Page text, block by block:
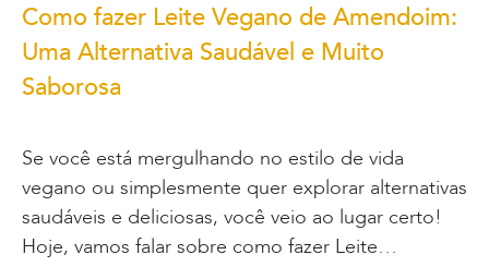
Como fazer Leite Vegano de Amendoim:
Uma Alternativa Saudável e Muito
Saborosa
Se você está mergulhando no estilo de vida
vegano ou simplesmente quer explorar alternativas
saudáveis e deliciosas, você veio ao lugar certo!
Hoje, vamos falar sobre como fazer Leite…